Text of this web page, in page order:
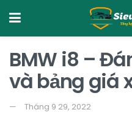
BMW i8 –
và bảng giá
Tháng 9 29, 2022